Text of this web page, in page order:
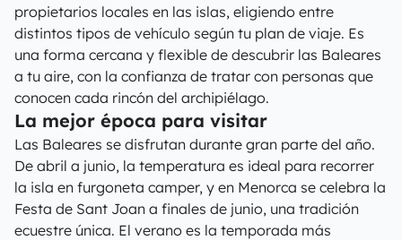
propietarios locales en las islas, eligiendo entre
distintos tipos de vehículo según tu plan de viaje. Es
una forma cercana y flexible de descubrir las Baleares
a tu aire, con la confianza de tratar con personas que
conocen cada rincón del archipiélago.
La mejor época para visitar
Las Baleares se disfrutan durante gran parte del año.
De abril a junio, la temperatura es ideal para recorrer
la isla en furgoneta camper, y en Menorca se celebra la
Festa de Sant Joan a finales de junio, una tradición
ecuestre única. El verano es la temporada más